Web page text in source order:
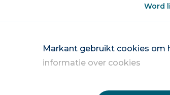
Markant gebruikt cookies om
informatie over cookies
Word
Word